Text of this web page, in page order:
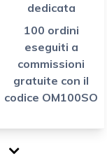
dedicata
100 ordini
eseguiti a
commissioni
gratuite con il
codice OM100SO